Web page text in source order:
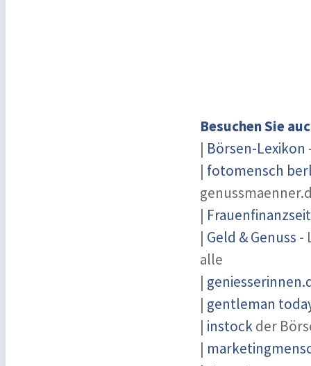
Besuchen Sie
| Börsen-Lexikon
| fotomensch
|
| Geld & Genuss -
alle
|
| gentleman
| instockder
|